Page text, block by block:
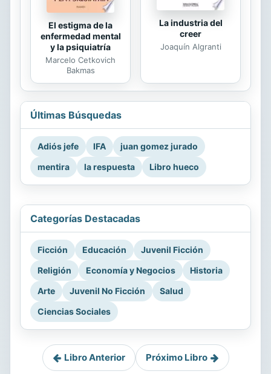
El estigma de la
enfermedad mental
y la psiquiatría
Marcelo Cetkovich
Bakmas
La industria del
creer
Joaquín Algranti
Últimas Búsquedas
Adiós jefe IFA
juan gomez jurado
mentira
la respuesta Libro hueco
Categorías Destacadas
Ficción Educación
Juvenil Ficción
Religión
Economía y Negocios
Historia
Arte
Juvenil No Ficción
Salud
Ciencias Sociales
Libro Anterior Próximo Libro